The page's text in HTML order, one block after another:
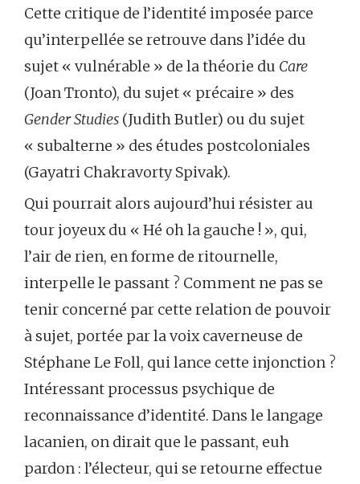
Cette critique de l’identité imposée parce
qu’interpellée se retrouve dans l’idée du
sujet « vulnérable » de la théorie du Care
(Joan Tronto), du sujet « précaire » des
Gender Studies (Judith Butler) ou du sujet
« subalterne » des études postcoloniales
(Gayatri Chakravorty Spivak).
Qui pourrait alors aujourd’hui résister au
tour joyeux du « Hé oh la gauche ! », qui,
l’air de rien, en forme de ritournelle,
interpelle le passant ? Comment ne pas se
tenir concerné par cette relation de pouvoir
à sujet, portée par la voix caverneuse de
Stéphane Le Foll, qui lance cette injonction ?
Intéressant processus psychique de
reconnaissance d’identité. Dans le langage
lacanien, on dirait que le passant, euh
pardon : l’électeur, qui se retourne effectue